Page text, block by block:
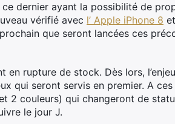
dernier ayant la possibilité de
vérifié avec l’ Apple iPhone 8
que seront lancées ces
rupture de stock. Dès lors,
qui seront servis en premier. A ces
2 couleurs) qui changeront de
le jour J.